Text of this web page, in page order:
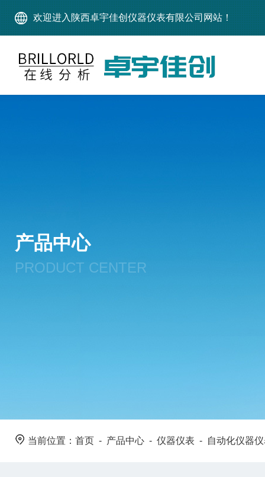
欢迎进入陕西卓宇佳创仪器仪表有限公司网站！
产品中心
PRODUCT CENTER
当前位置： 首页 - 产品中心 - 仪器仪表 - 自动化仪器